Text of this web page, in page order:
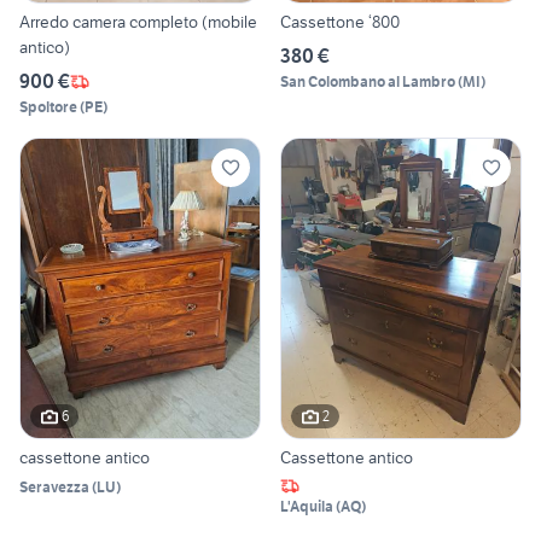
Arredo camera completo (mobile
antico)
900 €
Spoltore(PE)
Cassettone ‘800
380 €
San Colombano al Lambro(MI)
6
cassettone antico
Seravezza (LU)
2
Cassettone antico
L'Aquila (AQ)